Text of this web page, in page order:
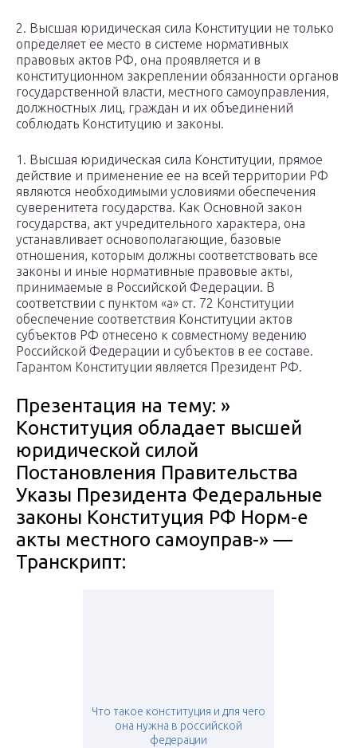
2. Высшая юридическая сила Конституции не только
определяет ее место в системе нормативных
правовых актов РФ, она проявляется и в
конституционном закреплении обязанности органов
государственной власти, местного самоуправления,
должностных лиц, граждан и их объединений
соблюдать Конституцию и законы.
1. Высшая юридическая сила Конституции, прямое
действие и применение ее на всей территории РФ
являются необходимыми условиями обеспечения
суверенитета государства. Как Основной закон
государства, акт учредительного характера, она
устанавливает основополагающие, базовые
отношения, которым должны соответствовать все
законы и иные нормативные правовые акты,
принимаемые в Российской Федерации. В
соответствии с пунктом «а» ст. 72 Конституции
обеспечение соответствия Конституции актов
субъектов РФ отнесено к совместному ведению
Российской Федерации и субъектов в ее составе.
Гарантом Конституции является Президент РФ.
Презентация на тему: »
Конституция обладает высшей
юридической силой
Постановления Правительства
Указы Президента Федеральные
законы Конституция РФ Норм-е
акты местного самоуправ-» —
Транскрипт:
Что такое конституция и для чего
она нужна в российской
федерации